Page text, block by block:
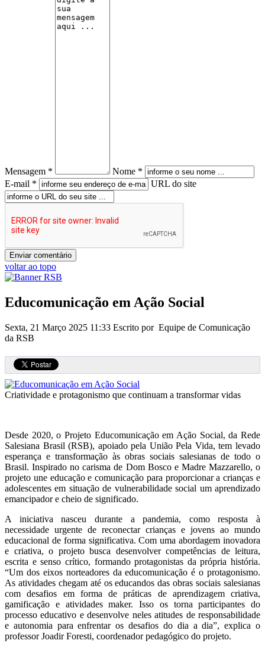
Mensagem *
Nome *
E-mail *
URL do site
voltar ao topo
Educomunicação em Ação Social
Sexta, 21 Março 2025 11:33 Escrito por Equipe de Comunicação
da RSB
Criatividade e protagonismo que continuam a transformar vidas
Desde 2020, o Projeto Educomunicação em Ação Social, da Rede
Salesiana Brasil (RSB), apoiado pela União Pela Vida, tem levado
esperança e transformação às obras sociais salesianas de todo o
Brasil. Inspirado no carisma de Dom Bosco e Madre Mazzarello, o
projeto une educação e comunicação para proporcionar a crianças e
adolescentes em situação de vulnerabilidade social um aprendizado
emancipador e cheio de significado.
A iniciativa nasceu durante a pandemia, como resposta à
necessidade urgente de reconectar crianças e jovens ao mundo
educacional de forma significativa. Com uma abordagem inovadora
e criativa, o projeto busca desenvolver competências de leitura,
escrita e senso crítico, formando protagonistas da própria história.
“Um dos eixos norteadores da educomunicação é o protagonismo.
As atividades chegam até os educandos das obras sociais salesianas
com desafios em forma de práticas de aprendizagem criativa,
gamificação e atividades maker. Isso os torna participantes do
processo educativo e desenvolve neles atitudes de responsabilidade
e autonomia para enfrentar os desafios do dia a dia”, explica o
professor Joadir Foresti, coordenador pedagógico do projeto.